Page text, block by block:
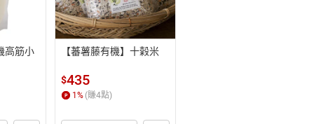
高筋小 【蕃薯藤有機】十榖米
$435
1% (賺4點)